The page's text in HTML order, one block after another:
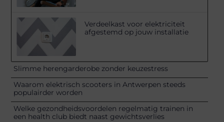
Verdeelkast voor elektriciteit
afgestemd op jouw installatie
Slimme herengarderobe zonder keuzestress
Waarom elektrisch scooters in Antwerpen steeds
populairder worden
Welke gezondheidsvoordelen regelmatig trainen in
een health club biedt naast gewichtsverlies